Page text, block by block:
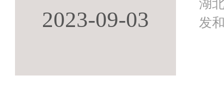
2023-09-03
湖
发